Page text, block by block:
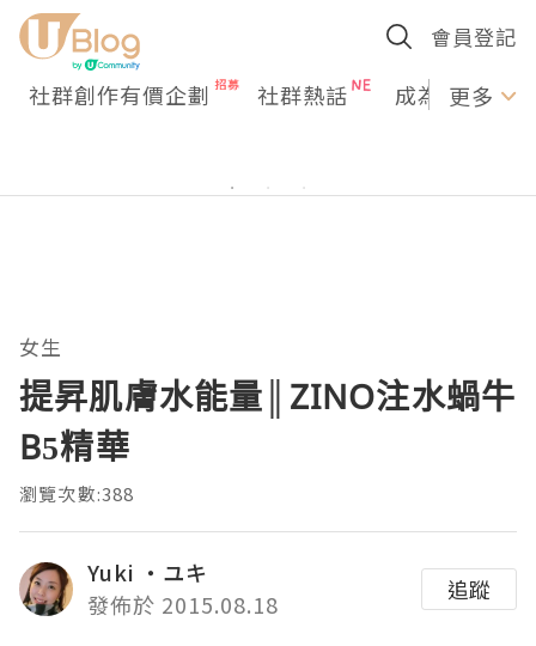
會員登記
社群創作有價企劃 社群熱話 成為U更多
女生
提昇肌膚水能量║ZINO注水蝸牛
B5精華
瀏覽次數:388
Yuki ‧ユキ
發佈於 2015.08.18
追蹤